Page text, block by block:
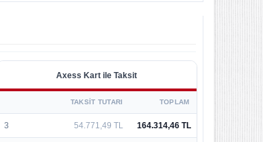
Axess Kart ile Taksit
TAKSIT TUTARI TOPLAM
3 54.771,49 TL 164.314,46 TL